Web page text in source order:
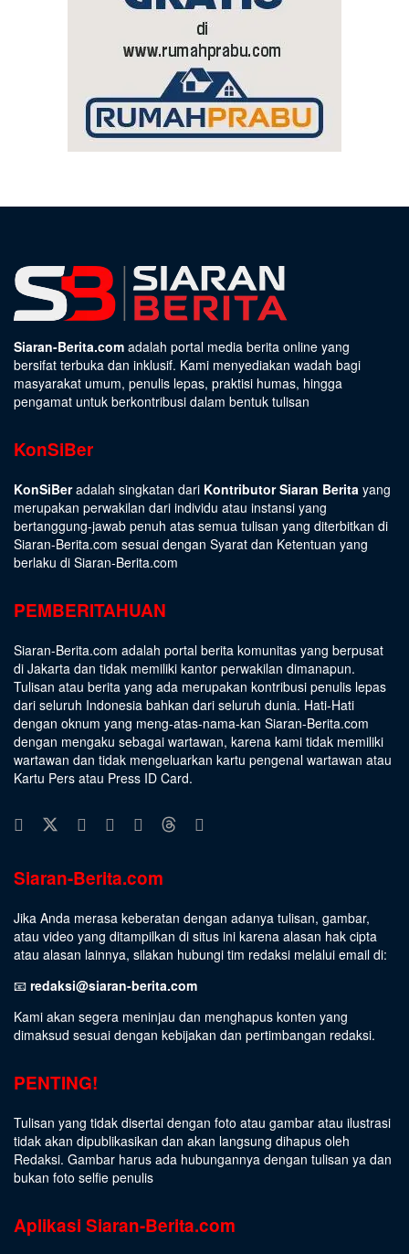
Siaran-Berita.com adalah portal media berita online yang
bersifat terbuka dan inklusif. Kami menyediakan wadah bagi
masyarakat umum, penulis lepas, praktisi humas, hingga
pengamat untuk berkontribusi dalam bentuk tulisan
KonSiBer
KonSiBeradalah singkatan dari Kontributor Siaran Berita yang
merupakan perwakilan dari individu atau instansi yang
bertanggung-jawab penuh atas semua tulisan yang diterbitkan di
Siaran-Berita.com sesuai dengan Syarat dan Ketentuan yang
berlaku di Siaran-Berita.com
PEMBERITAHUAN
Siaran-Berita.com adalah portal berita komunitas yang berpusat
di Jakarta dan tidak memiliki kantor perwakilan dimanapun.
Tulisan atau berita yang ada merupakan kontribusi penulis lepas
dari seluruh Indonesia bahkan dari seluruh dunia. Hati-Hati
dengan oknum yang meng-atas-nama-kan Siaran-Berita.com
dengan mengaku sebagai wartawan, karena kami tidak memiliki
wartawan dan tidak mengeluarkan kartu pengenal wartawan atau
Kartu Pers atau Press ID Card.
Siaran-Berita.com
Jika Anda merasa keberatan dengan adanya tulisan, gambar,
atau video yang ditampilkan di situs ini karena alasan hak cipta
atau alasan lainnya, silakan hubungi tim redaksi melalui email di:
📧 redaksi@siaran-berita.com
Kami akan segera meninjau dan menghapus konten yang
dimaksud sesuai dengan kebijakan dan pertimbangan redaksi.
PENTING!
Tulisan yang tidak disertai dengan foto atau gambar atau ilustrasi
tidak akan dipublikasikan dan akan langsung dihapus oleh
Redaksi. Gambar harus ada hubungannya dengan tulisan ya dan
bukan foto selfie penulis
Aplikasi Siaran-Berita.com